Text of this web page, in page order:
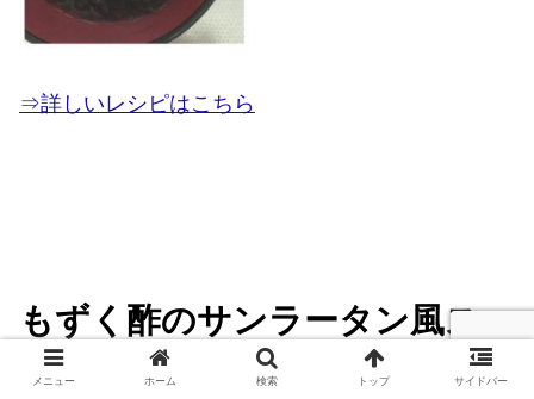
⇒詳しいレシピはこちら
もずく酢のサンラータン風スー
プ
メニュー ホーム 検索 トップ サイドバー